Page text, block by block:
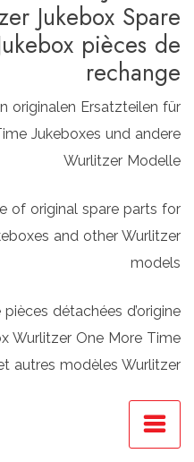
Jukebox Spare
pièces de
rechange
originalen Ersatzteilen für
Jukeboxes und andere
Wurlitzer Modelle
of original spare parts for
and other Wurlitzer
models
détachées d’origine
Wurlitzer One More Time
autres modèles Wurlitzer